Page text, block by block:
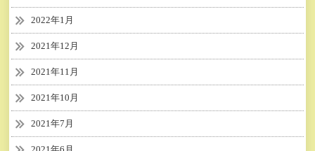
2022年1月
2021年12月
2021年11月
2021年10月
2021年7月